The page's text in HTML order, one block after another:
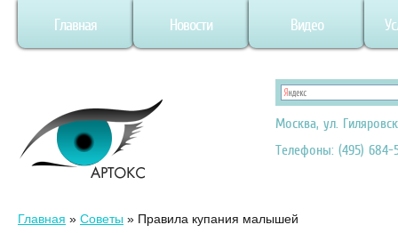
Главная Новости Видео
Москва, ул.
Телефоны: (495) 684-
Главная » Советы » Правила купания малышей